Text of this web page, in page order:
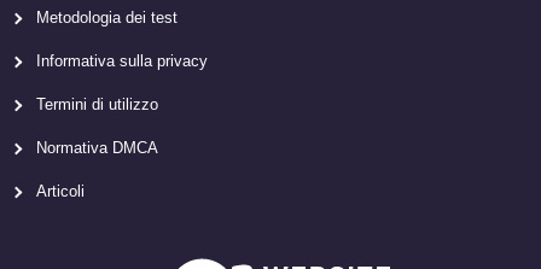
Metodologia dei test
Informativa sulla privacy
Termini di utilizzo
Normativa DMCA
Articoli